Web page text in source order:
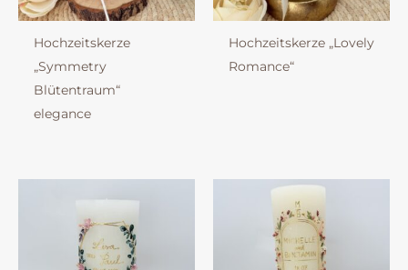
Hochzeitskerze
„Symmetry
Blütentraum“
elegance
Hochzeitskerze „Lovely
Romance“